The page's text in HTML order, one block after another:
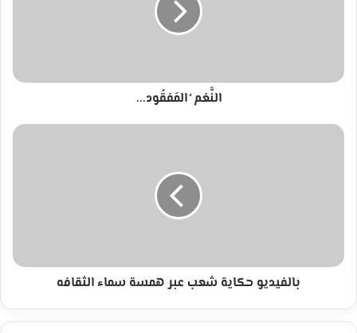
النَّغم ُ المَفقُود...
بالفيديو
بالفيديو حكاية شعب عبر همسة سماء الثقافه